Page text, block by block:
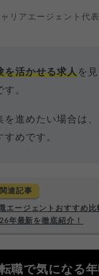
リアエージェント代表
を活かせる求人を
。
を進めたい場合は
すめです。
関連記事
エージェントおすすめ比
年最新を徹底紹介！
職で気になる